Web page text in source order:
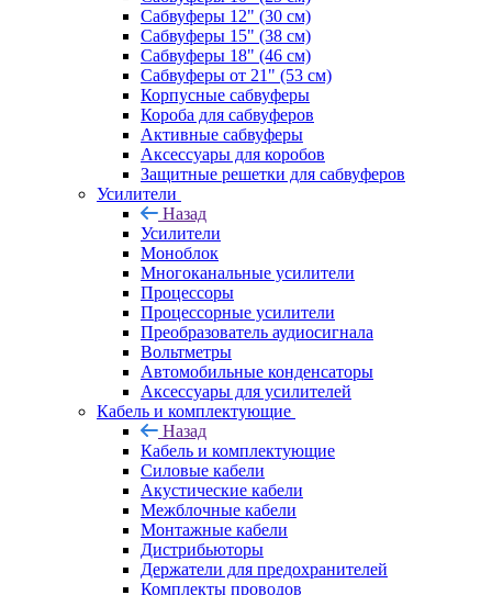
Сабвуферы 12" (30 см)
Сабвуферы 15" (38 см)
Сабвуферы 18" (46 см)
Сабвуферы от 21" (53 см)
Корпусные сабвуферы
Короба для сабвуферов
Активные сабвуферы
Аксессуары для коробов
Защитные решетки для сабвуферов
Усилители
Назад
Усилители
Моноблок
Многоканальные усилители
Процессоры
Процессорные усилители
Преобразователь аудиосигнала
Вольтметры
Автомобильные конденсаторы
Аксессуары для усилителей
Кабель и комплектующие
Назад
Кабель и комплектующие
Силовые кабели
Акустические кабели
Межблочные кабели
Монтажные кабели
Дистрибьюторы
Держатели для предохранителей
Комплекты проводов